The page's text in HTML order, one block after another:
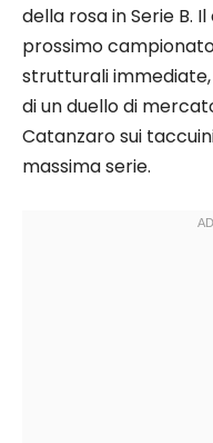
della rosa in Serie B.
prossimo
strutturali
di un duello di
Catanzaro sui
massima serie.